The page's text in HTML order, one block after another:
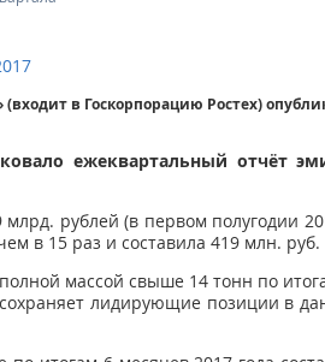
в Госкорпорацию Ростех)
ежеквартальный отчёт
рублей (в первом полугодии
в 15 раз и составила 419 млн. руб.
массой свыше 14 тонн по
лидирующие позиции в